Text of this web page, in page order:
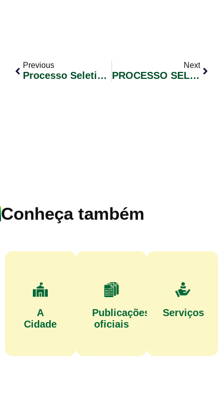
Previous
Processo Seletivo Simplificado 002/2021 – Edital De Convocação De Candidatos Nº 004
Next
PROCESSO SELETIVO SIMPLICADO Nº 004/2021 EDITAL DE CONVOCAÇÃO DE CANDIDATOS Nº 002
Conheça também
A
Cidade
Publicações
oficiais
Serviços